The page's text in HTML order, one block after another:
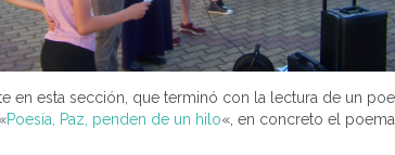
en esta sección, que terminó con la lectura de un
Poesía, Paz, penden de un hilo«, en concreto el poema